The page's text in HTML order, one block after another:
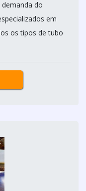
do
em
os tipos de tubo